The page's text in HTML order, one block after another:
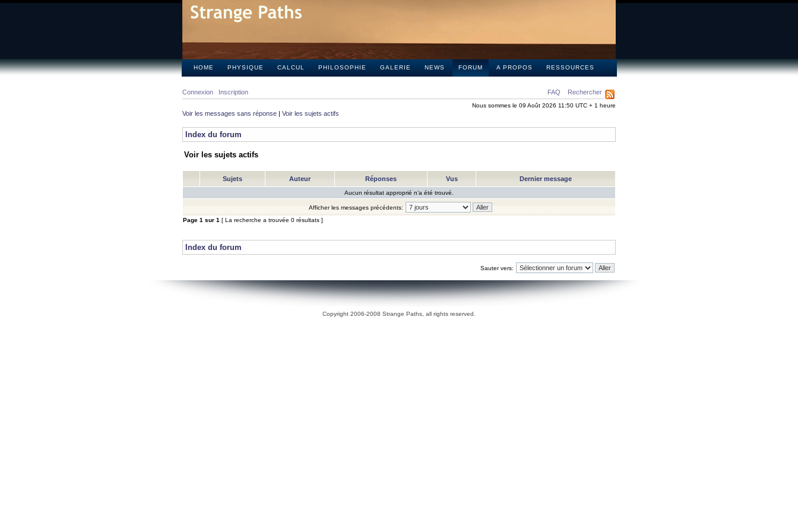
HOME PHYSIQUE CALCUL PHILOSOPHIE GALERIE NEWS FORUM A PROPOS RESSOURCES
FAQ Rechercher
Connexion Inscription
Nous sommes le 09 Août 2026 11:50 UTC + 1 heure
Voir les messages sans réponse | Voir les sujets actifs
Index du forum
Voir les sujets actifs
Sujets Auteur Réponses Vus Dernier message
Aucun résultat approprié n’a été trouvé.
Afficher les messages précédents:
Page 1 sur 1 [ La recherche a trouvée 0 résultats ]
Index du forum
Sauter vers:
Copyright 2006-2008 Strange Paths, all rights reserved.